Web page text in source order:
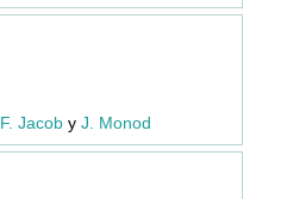
F. Jacoby J. Monod